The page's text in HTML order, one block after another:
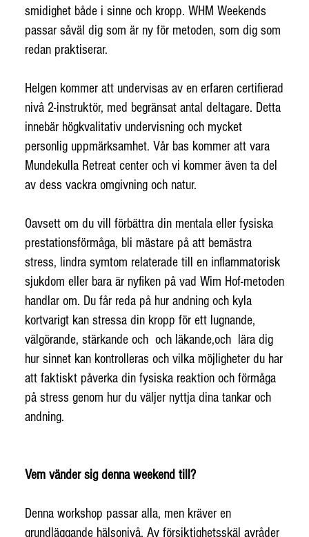
smidighet både i sinne och kropp. WHM Weekends
passar såväl dig som är ny för metoden, som dig som
redan praktiserar.
Helgen kommer att undervisas av en erfaren certifierad
nivå 2-instruktör, med begränsat antal deltagare. Detta
innebär högkvalitativ undervisning och mycket
personlig uppmärksamhet. Vår bas kommer att vara
Mundekulla Retreat center och vi kommer även ta del
av dess vackra omgivning och natur.
Oavsett om du vill förbättra din mentala eller fysiska
prestationsförmåga, bli mästare på att bemästra
stress, lindra symtom relaterade till en inflammatorisk
sjukdom eller bara är nyfiken på vad Wim Hof-metoden
handlar om. Du får reda på hur andning och kyla
kortvarigt kan stressa din kropp för ett lugnande,
välgörande, stärkande och och läkande,och lära dig
hur sinnet kan kontrolleras och vilka möjligheter du har
att faktiskt påverka din fysiska reaktion och förmåga
på stress genom hur du väljer nyttja dina tankar och
andning.
Vem vänder sig denna weekend till?
Denna workshop passar alla, men kräver en
grundläggande hälsonivå. Av försiktighetsskäl avråder